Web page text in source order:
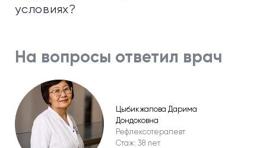
условиях?
На вопросы ответил врач
Цыбикжапова Дарима
Дондоковна
Рефлексотерапевт
Стаж: 38 лет